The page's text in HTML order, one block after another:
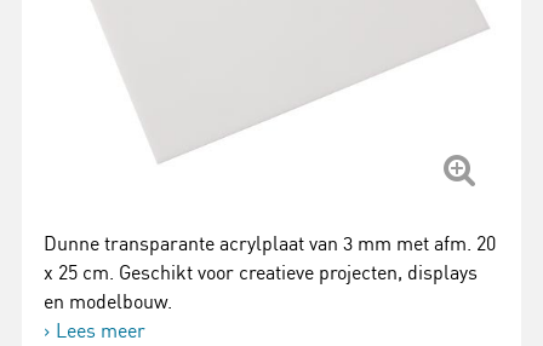
Dunne transparante acrylplaat van 3 mm met afm. 20
x 25 cm. Geschikt voor creatieve projecten, displays
en modelbouw.
Lees meer